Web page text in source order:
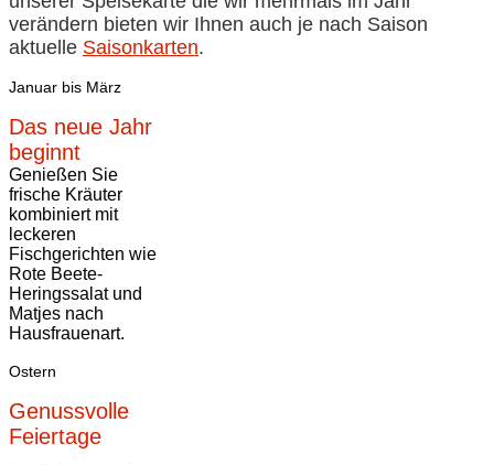
verändern bieten wir Ihnen auch je nach Saison
aktuelle Saisonkarten.
Januar bis März
Das neue Jahr
beginnt
Genießen Sie
frische Kräuter
kombiniert mit
leckeren
Fischgerichten wie
Rote Beete-
Heringssalat und
Matjes nach
Hausfrauenart.
Ostern
Genussvolle
Feiertage